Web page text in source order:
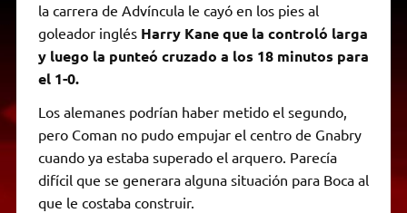
la carrera de Advíncula le cayó en los pies al
goleador inglés Harry Kane que la controló larga
y luego la punteó cruzado a los 18 minutos para
el 1-0.
Los alemanes podrían haber metido el segundo,
pero Coman no pudo empujar el centro de Gnabry
cuando ya estaba superado el arquero. Parecía
difícil que se generara alguna situación para Boca al
que le costaba construir.